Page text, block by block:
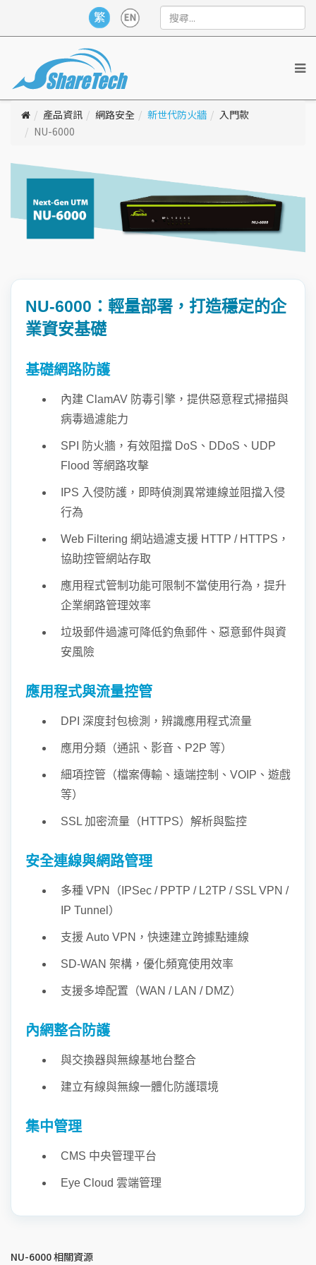
產品資訊 網路安全 新世代防火牆
入門款
NU-6000
NU-6000：輕量部署，打造穩定的企
業資安基礎
基礎網路防護
內建 ClamAV 防毒引擎，提供惡意程式掃描與
病毒過濾能力
SPI 防火牆，有效阻擋 DoS、DDoS、UDP
Flood 等網路攻擊
IPS 入侵防護，即時偵測異常連線並阻擋入侵
行為
Web Filtering 網站過濾支援 HTTP / HTTPS，
協助控管網站存取
應用程式管制功能可限制不當使用行為，提升
企業網路管理效率
垃圾郵件過濾可降低釣魚郵件、惡意郵件與資
安風險
應用程式與流量控管
DPI 深度封包檢測，辨識應用程式流量
應用分類（通訊、影音、P2P 等）
細項控管（檔案傳輸、遠端控制、VOIP、遊戲
等）
SSL 加密流量（HTTPS）解析與監控
安全連線與網路管理
多種 VPN（IPSec / PPTP / L2TP / SSL VPN /
IP Tunnel）
支援 Auto VPN，快速建立跨據點連線
SD-WAN 架構，優化頻寬使用效率
支援多埠配置（WAN / LAN / DMZ）
內網整合防護
與交換器與無線基地台整合
建立有線與無線一體化防護環境
集中管理
CMS 中央管理平台
Eye Cloud 雲端管理
NU-6000 相關資源